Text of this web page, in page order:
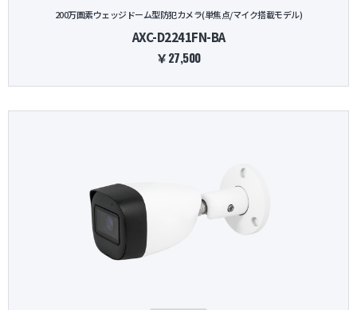
200万画素ウェッジドーム型防犯カメラ(単焦点/マイク搭載モデル)
AXC-D2241FN-BA
￥27,500